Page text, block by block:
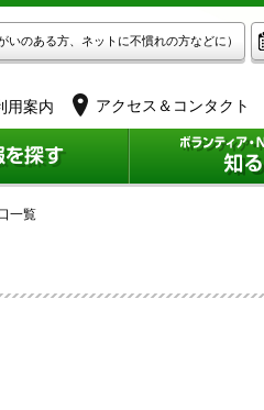
いのある方、ネットに不慣れの方などに）
用案内 アクセス＆コンタクト
一覧